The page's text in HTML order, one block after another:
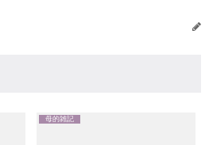
母的雑記